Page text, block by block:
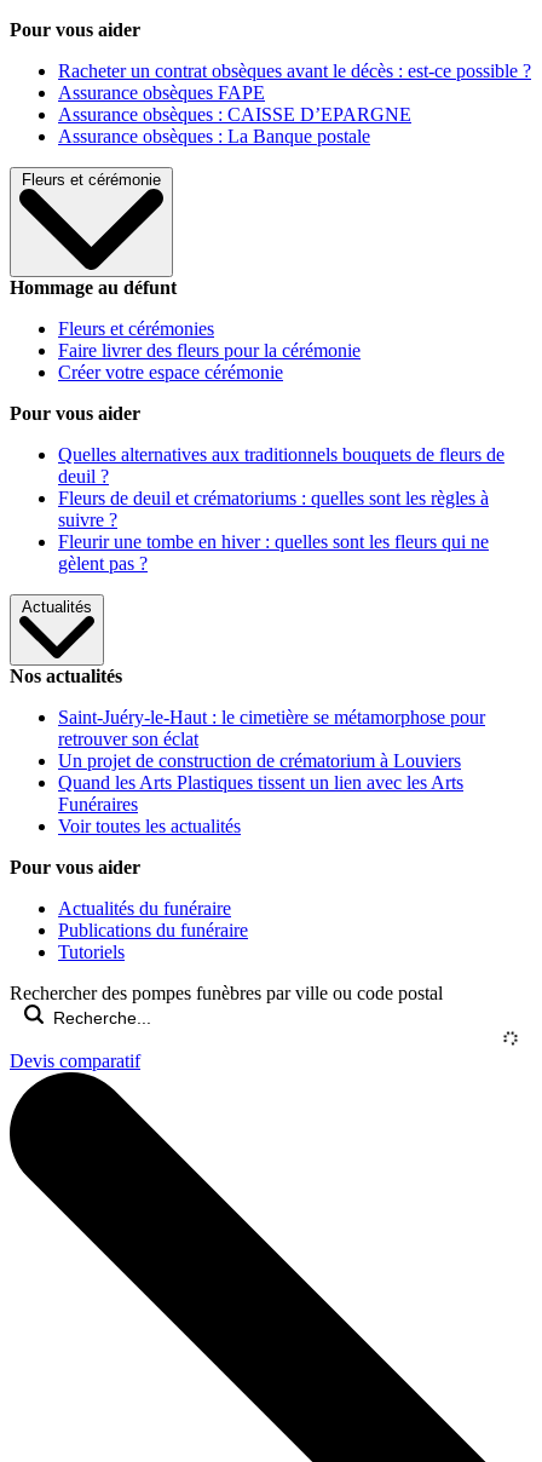
Pour vous aider
Racheter un contrat obsèques avant le décès : est-ce possible ?
Assurance obsèques FAPE
Assurance obsèques : CAISSE D’EPARGNE
Assurance obsèques : La Banque postale
Fleurs et cérémonie
Hommage au défunt
Fleurs et cérémonies
Faire livrer des fleurs pour la cérémonie
Créer votre espace cérémonie
Pour vous aider
Quelles alternatives aux traditionnels bouquets de fleurs de
deuil ?
Fleurs de deuil et crématoriums : quelles sont les règles à
suivre ?
Fleurir une tombe en hiver : quelles sont les fleurs qui ne
gèlent pas ?
Actualités
Nos actualités
Saint-Juéry-le-Haut : le cimetière se métamorphose pour
retrouver son éclat
Un projet de construction de crématorium à Louviers
Quand les Arts Plastiques tissent un lien avec les Arts
Funéraires
Voir toutes les actualités
Pour vous aider
Actualités du funéraire
Publications du funéraire
Tutoriels
Rechercher des pompes funèbres par ville ou code postal
Devis comparatif